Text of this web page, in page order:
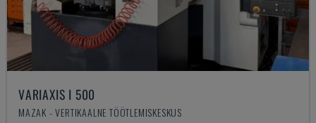
VARIAXIS I 500
MAZAK - VERTIKAALNE TÖÖTLEMISKESKUS